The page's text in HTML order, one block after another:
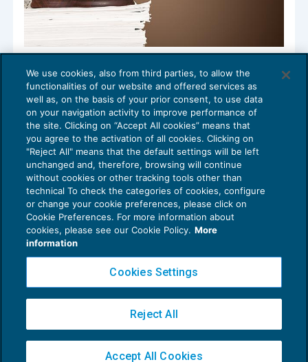
Inerenza delle spese di rappresentanza
alla luce della recente giurisprudenza
REDDITO IMPRESA E IRAP17/05/2019
diMarco Bargagli
Privacy Policy
Cookie Policy
Copyright 2016 ©Gruppo Euroconference S.p.A.v2.32.2
Piazza Luigi Einaudi, 10N01 - 20124 Milano - info@ecnews.it
02776120236
We use cookies, also from third parties, to allow the
functionalities of our website and offered services as
well as, on the basis of your prior consent, to use data
on your navigation activity to improve performance of
the site. Clicking on “Accept All cookies” means that
you agree to the activation of all cookies. Clicking on
"Reject All" means that the default settings will be left
unchanged and, therefore, browsing will continue
without cookies or other tracking tools other than
technical To check the categories of cookies, configure
or change your cookie preferences, please click on
Cookie Preferences. For more information about
cookies, please see our Cookie Policy. More
information
Cookies Settings
Reject All
Accept All Cookies